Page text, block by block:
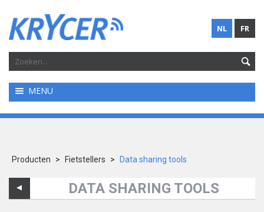
FR
NL
MENU
Producten > Fietstellers > Data sharing tools
DATA SHARING TOOLS